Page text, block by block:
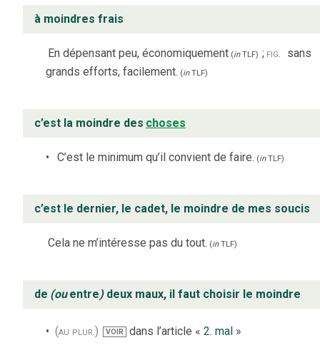
à moindres frais
En dépensant peu, économiquement (inTLF) ; fig. sans
grands efforts, facilement. (inTLF)
c’est la moindre des choses
C’est le minimum qu’il convient de faire. (inTLF)
c’est le dernier, le cadet, le moindre de mes soucis
Cela ne m’intéresse pas du tout. (inTLF)
de (ou entre) deux maux, il faut choisir le moindre
(au plur.) VOIR dans l’article « 2. mal»